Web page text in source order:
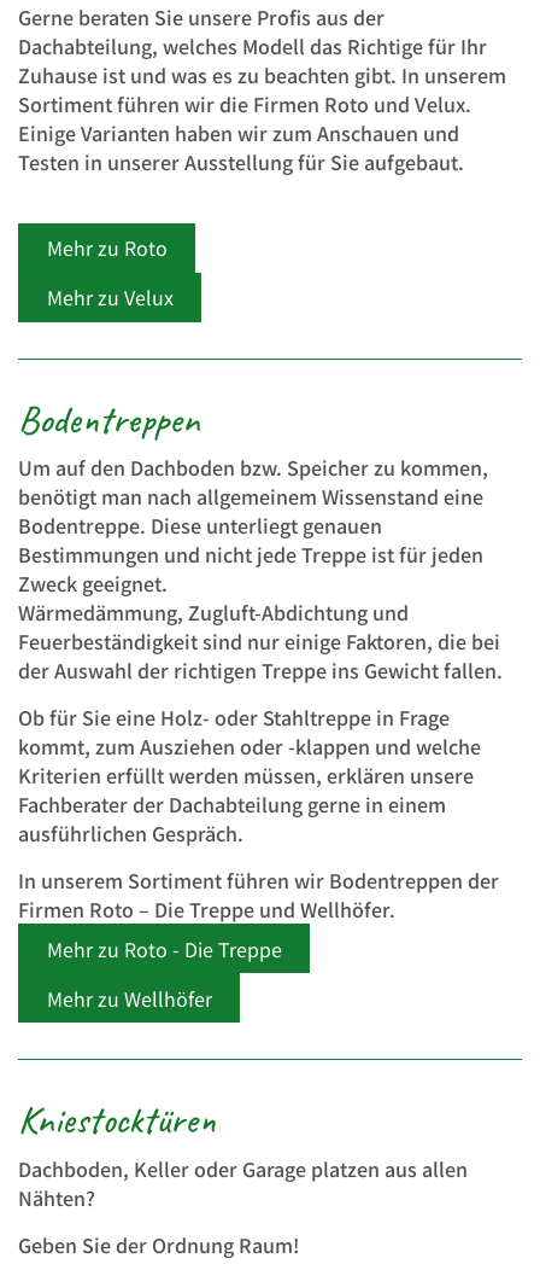
Gerne beraten Sie unsere Profis aus der
Dachabteilung, welches Modell das Richtige für Ihr
Zuhause ist und was es zu beachten gibt. In unserem
Sortiment führen wir die Firmen Roto und Velux.
Einige Varianten haben wir zum Anschauen und
Testen in unserer Ausstellung für Sie aufgebaut.
Mehr zu Roto
Mehr zu Velux
Bodentreppen
Um auf den Dachboden bzw. Speicher zu kommen,
benötigt man nach allgemeinem Wissenstand eine
Bodentreppe. Diese unterliegt genauen
Bestimmungen und nicht jede Treppe ist für jeden
Zweck geeignet.
Wärmedämmung, Zugluft-Abdichtung und
Feuerbeständigkeit sind nur einige Faktoren, die bei
der Auswahl der richtigen Treppe ins Gewicht fallen.
Ob für Sie eine Holz- oder Stahltreppe in Frage
kommt, zum Ausziehen oder -klappen und welche
Kriterien erfüllt werden müssen, erklären unsere
Fachberater der Dachabteilung gerne in einem
ausführlichen Gespräch.
In unserem Sortiment führen wir Bodentreppen der
Firmen Roto – Die Treppe und Wellhöfer.
Mehr zu Roto - Die Treppe
Mehr zu Wellhöfer
Kniestocktüren
Dachboden, Keller oder Garage platzen aus allen
Nähten?
Geben Sie der Ordnung Raum!